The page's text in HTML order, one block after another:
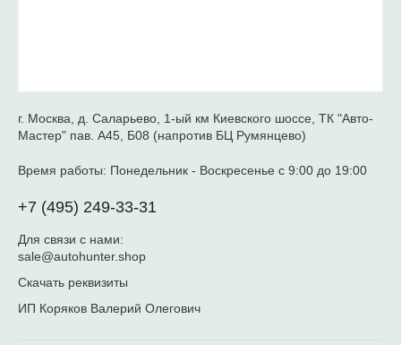
г. Москва, д. Саларьево, 1-ый км Киевского шоссе, ТК "Авто-
Мастер" пав. А45, Б08 (напротив БЦ Румянцево)
Время работы: Понедельник - Воскресенье с 9:00 до 19:00
+7 (495) 249-33-31
Для связи с нами:
sale@autohunter.shop
Скачать реквизиты
ИП Коряков Валерий Олегович